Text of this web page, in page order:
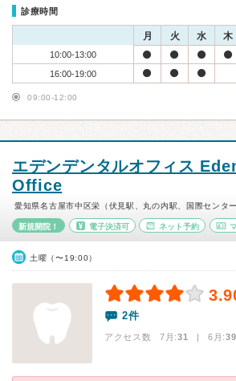
診療時間
月 火 水 木
10:00-13:00
16:00-19:00
09:00-12:00
エデンデンタルオフィス
Office
愛知県名古屋市中区栄（伏見駅、丸の内駅、国際センター
新規開院！ 電子決済可 ネット予約
土曜（〜19:00）
2件
アクセス数 7月:31 | 6月:39